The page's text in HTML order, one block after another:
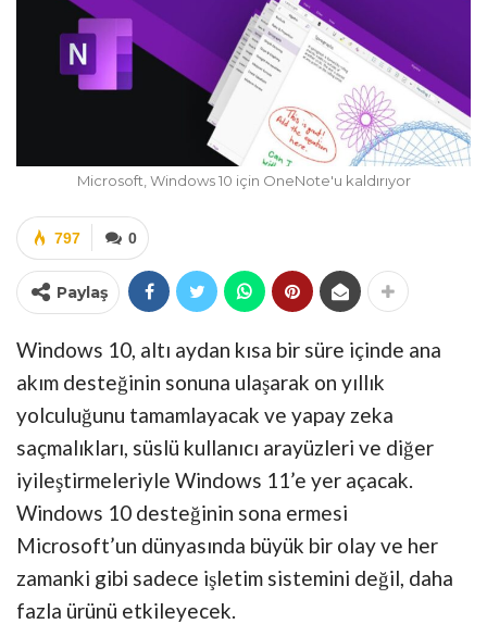
Microsoft, Windows 10 için OneNote'u kaldırıyor
0
797
Paylaş
Windows 10, altı aydan kısa bir süre içinde ana
akım desteğinin sonuna ulaşarak on yıllık
yolculuğunu tamamlayacak ve yapay zeka
saçmalıkları, süslü kullanıcı arayüzleri ve diğer
iyileştirmeleriyle Windows 11’e yer açacak.
Windows 10 desteğinin sona ermesi
Microsoft’un dünyasında büyük bir olay ve her
zamanki gibi sadece işletim sistemini değil, daha
fazla ürünü etkileyecek.